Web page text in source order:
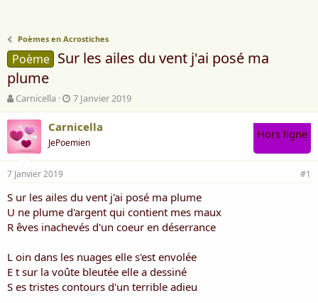
Poèmes en Acrostiches
Poème Sur les ailes du vent j'ai posé ma
plume
A
u
t
e
u
r
d
e
l
a
d
c
u
s
Carnicella
D
a
t
d
e
é
b
u
t
7 Janvier 2019
Carnicella
JePoemien
Hors ligne
7 Janvier 2019 #1
S ur les ailes du vent j'ai posé ma plume
U ne plume d'argent qui contient mes maux
R êves inachevés d'un coeur en déserrance
L oin dans les nuages elle s'est envolée
E t sur la voûte bleutée elle a dessiné
S es tristes contours d'un terrible adieu